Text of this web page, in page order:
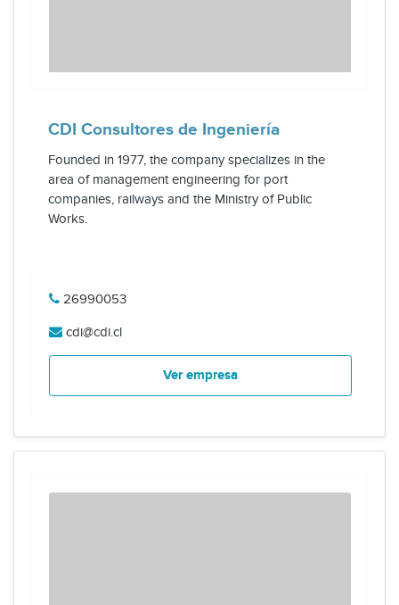
CDI Consultores de Ingeniería
Founded in 1977, the company specializes in the
area of management engineering for port
companies, railways and the Ministry of Public
Works.
26990053
cdi@cdi.cl
Ver empresa